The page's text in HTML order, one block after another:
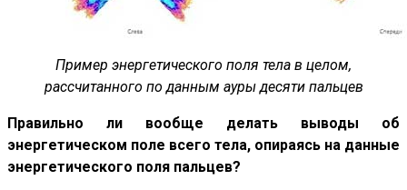
Пример энергетического поля тела в целом,
рассчитанного по данным ауры десяти пальцев
Правильно ли вообще делать выводы об
энергетическом поле всего тела, опираясь на данные
энергетического поля пальцев?